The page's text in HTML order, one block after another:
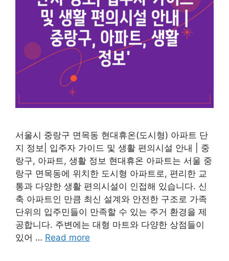
서울시 중랑구 면목동 현대휴온(도시형) 아파트 단
지 정보| 입주자 가이드 및 생활 편의시설 안내 | 중
랑구, 아파트, 생활 정보 현대휴온 아파트는 서울 중
랑구 면목동에 위치한 도시형 아파트로, 편리한 교
통과 다양한 생활 편의시설이 인접해 있습니다. 신
축 아파트인 만큼 최신 설계와 안전한 구조로 가족
단위의 입주민들이 만족할 수 있는 주거 환경을 제
공합니다. 주변에는 대형 마트와 다양한 상점들이
있어 … Read more